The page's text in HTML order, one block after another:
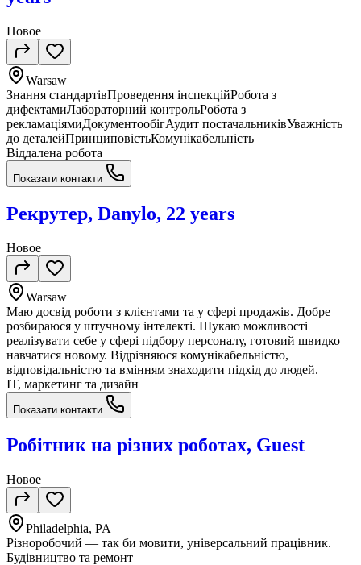
Новое
Warsaw
Знання стандартівПроведення інспекційРобота з
дифектамиЛабораторний контрольРобота з
рекламаціямиДокументообігАудит постачальниківУважність
до деталейПринциповістьКомунікабельність
Віддалена робота
Показати контакти
Рекрутер, Danylo, 22 years
Новое
Warsaw
Маю досвід роботи з клієнтами та у сфері продажів. Добре
розбираюся у штучному інтелекті. Шукаю можливості
реалізувати себе у сфері підбору персоналу, готовий швидко
навчатися новому. Відрізняюся комунікабельністю,
відповідальністю та вмінням знаходити підхід до людей.
IT, маркетинг та дизайн
Показати контакти
Робітник на різних роботах, Guest
Новое
Philadelphia, PA
Різноробочий — так би мовити, універсальний працівник.
Будівництво та ремонт